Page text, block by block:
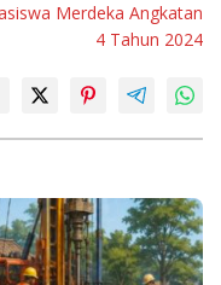
Merdeka Angkatan
4 Tahun 2024